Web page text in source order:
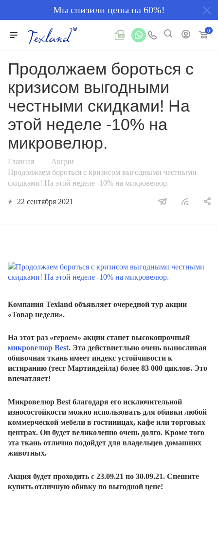
Мы снизили цены на 60%!
0
Продолжаем бороться с
кризисом выгодными
честными скидками! На
этой неделе -10% на
микровелюр.
Главная — Акции —
Продолжаем бороться с кризисом выгодными честными
скидками! На этой неделе -10% на микровелюр.
22 сентября 2021
Компания Texland объявляет очередной тур акции
«Товар недели».
На этот раз «героем» акции станет высокопрочный
микровелюр Best. Эта действиетльно очень выносливая
обивочная ткань имеет индекс устойчивости к
истиранию (тест Мартиндейла) более 83 000 циклов. Это
впечатляет!
Микровелюр Best благодаря его исключительной
износостойкости можно использовать для обивки любой
коммерческой мебели в гостиницах, кафе или торговых
центрах. Он будет великолепно очень долго. Кроме того
эта ткань отлично подойдет для владельцев домашних
животных.
Акция будет проходить с 23.09.21 по 30.09.21. Спешите
купить отличную обивку по выгодной цене!